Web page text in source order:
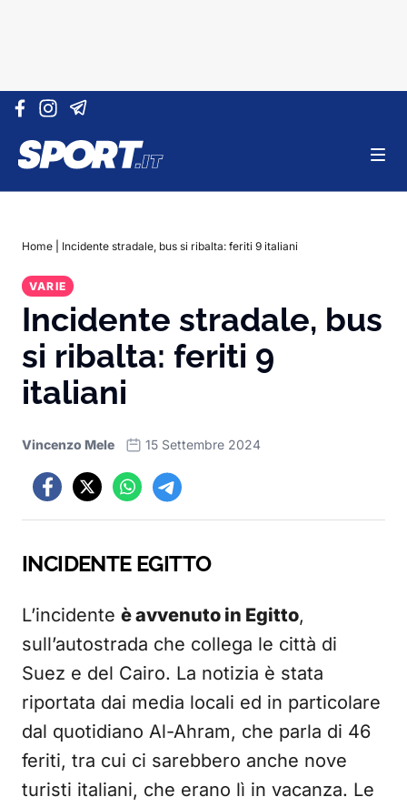
Vai al contenuto
Home Incidente stradale, bus si ribalta: feriti 9 italiani
VARIE
Incidente stradale, bus
si ribalta: feriti 9
italiani
Vincenzo Mele 15 Settembre 2024
INCIDENTE EGITTO
L’incidente è avvenuto in Egitto,
sull’autostrada che collega le città di
Suez e del Cairo. La notizia è stata
riportata dai media locali ed in particolare
dal quotidiano Al-Ahram, che parla di 46
feriti, tra cui ci sarebbero anche nove
turisti italiani, che erano lì in vacanza. Le